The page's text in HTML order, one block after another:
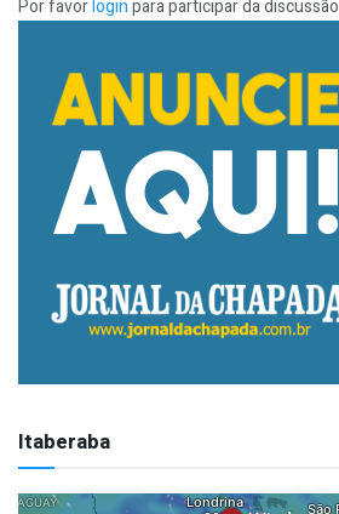
Por favorloginpara participar da discussão
Itaberaba